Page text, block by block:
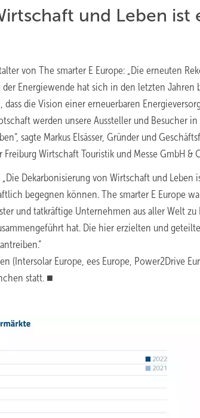
und Leben ist
von The smarter E Europe: „Die erneuten
Energiewende hat sich in den letzten Jahren
die Vision einer erneuerbaren
werden unsere Aussteller und Besucher
sagte Markus Elsässer, Gründer und
Wirtschaft Touristik und Messe GmbH &
Dekarbonisierung von Wirtschaft und Leben
begegnen können. The smarter E Europe
und tatkräftige Unternehmen aus aller Welt zu
hat. Die hier erzielten und
(Intersolar Europe, ees Europe, Power2Drive
statt. ■